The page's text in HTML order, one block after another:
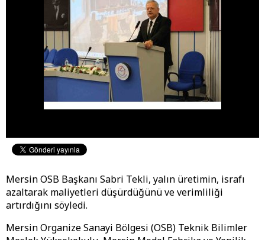
Mersin OSB Başkanı Sabri Tekli, yalın üretimin, israfı
azaltarak maliyetleri düşürdüğünü ve verimliliği
artırdığını söyledi.
Mersin Organize Sanayi Bölgesi (OSB) Teknik Bilimler